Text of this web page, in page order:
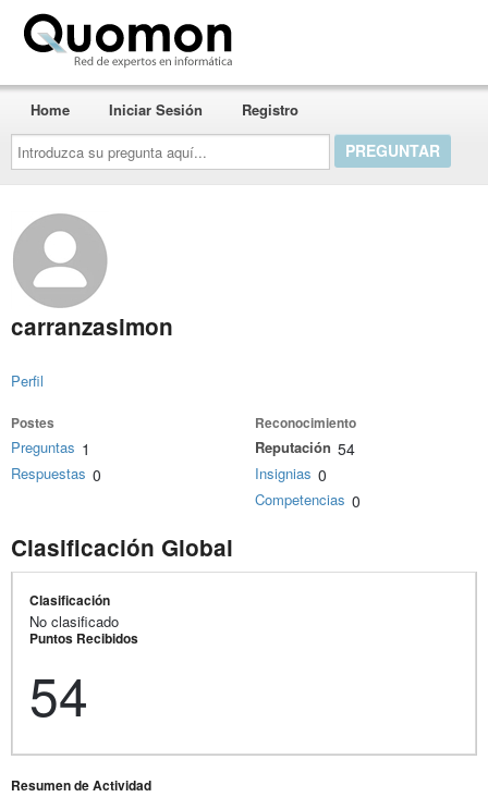
Introduzca
su
pregunta
aquí...
Home Iniciar Sesión Registro
carranzasimon
Perfil
Postes
Preguntas 1
Respuestas 0
Reconocimiento
Reputación 54
Insignias 0
Competencias 0
Clasificación Global
Clasificación
No clasificado
Puntos Recibidos
54
Resumen de Actividad